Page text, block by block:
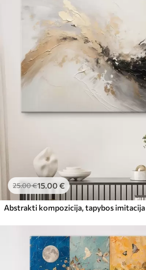
25.00€15.00 €
Abstrakti kompozicija, tapybos imitacija